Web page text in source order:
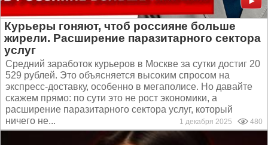
Курьеры гоняют, чтоб россияне больше
жирели. Расширение паразитарного сектора
услуг
Средний заработок курьеров в Москве за сутки достиг 20
529 рублей. Это объясняется высоким спросом на
экспресс-доставку, особенно в мегаполисе. Но давайте
скажем прямо: по сути это не рост экономики, а
расширение паразитарного сектора услуг, который
ничего не...
1 декабря 2025 480